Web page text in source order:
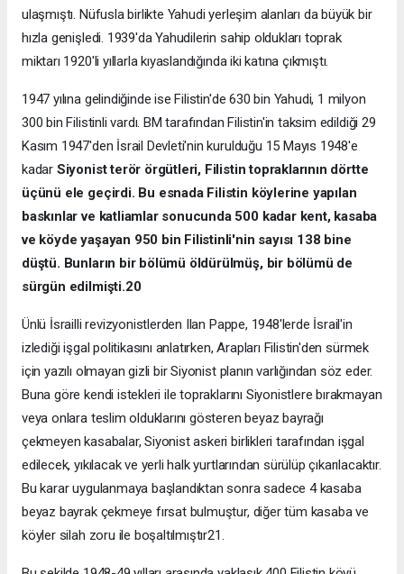
ulaşmıştı. Nüfusla birlikte Yahudi yerleşim alanları da büyük bir
hızla genişledi. 1939'da Yahudilerin sahip oldukları toprak
miktarı 1920'li yıllarla kıyaslandığında iki katına çıkmıştı.
1947 yılına gelindiğinde ise Filistin'de 630 bin Yahudi, 1 milyon
300 bin Filistinli vardı. BM tarafından Filistin'in taksim edildiği 29
Kasım 1947'den İsrail Devleti'nin kurulduğu 15 Mayıs 1948'e
kadar Siyonist terör örgütleri, Filistin topraklarının dörtte
üçünü ele geçirdi. Bu esnada Filistin köylerine yapılan
baskınlar ve katliamlar sonucunda 500 kadar kent, kasaba
ve köyde yaşayan 950 bin Filistinli'nin sayısı 138 bine
düştü. Bunların bir bölümü öldürülmüş, bir bölümü de
sürgün edilmişti.20
Ünlü İsrailli revizyonistlerden Ilan Pappe, 1948'lerde İsrail'in
izlediği işgal politikasını anlatırken, Arapları Filistin'den sürmek
için yazılı olmayan gizli bir Siyonist planın varlığından söz eder.
Buna göre kendi istekleri ile topraklarını Siyonistlere bırakmayan
veya onlara teslim olduklarını gösteren beyaz bayrağı
çekmeyen kasabalar, Siyonist askeri birlikleri tarafından işgal
edilecek, yıkılacak ve yerli halk yurtlarından sürülüp çıkarılacaktır.
Bu karar uygulanmaya başlandıktan sonra sadece 4 kasaba
beyaz bayrak çekmeye fırsat bulmuştur, diğer tüm kasaba ve
köyler silah zoru ile boşaltılmıştır21.